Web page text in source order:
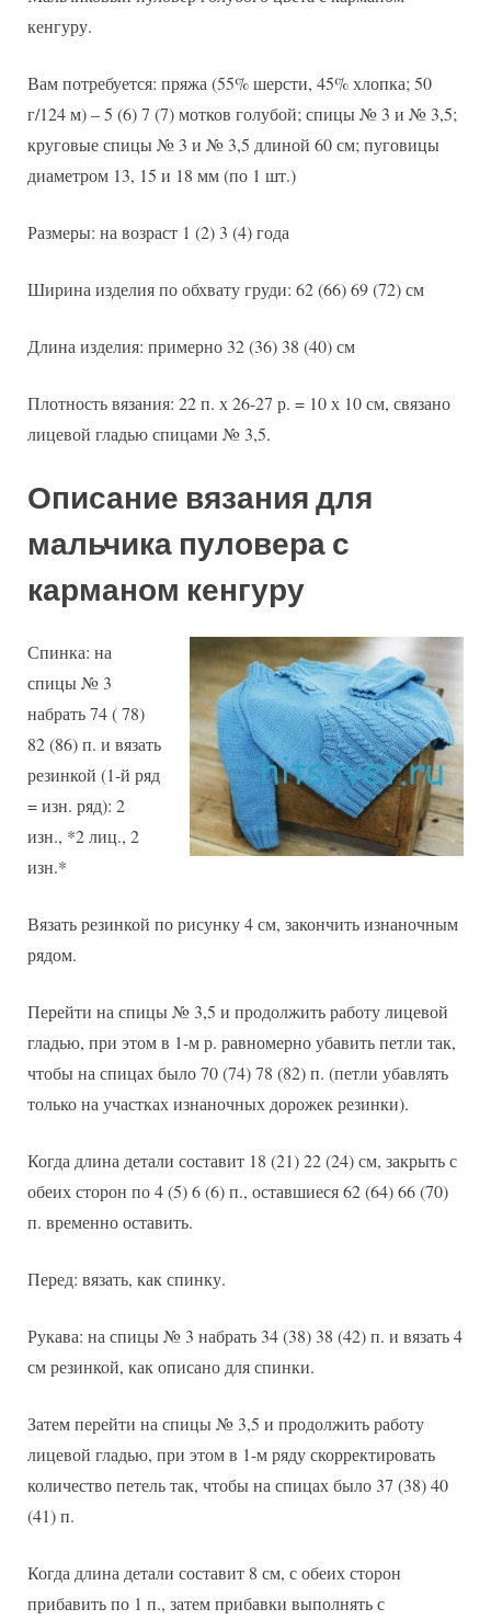
кенгуру.
Вам потребуется: пряжа (55% шерсти, 45% хлопка; 50
г/124 м) – 5 (6) 7 (7) мотков голубой; спицы № 3 и № 3,5;
круговые спицы № 3 и № 3,5 длиной 60 см; пуговицы
диаметром 13, 15 и 18 мм (по 1 шт.)
Размеры: на возраст 1 (2) 3 (4) года
Ширина изделия по обхвату груди: 62 (66) 69 (72) см
Длина изделия: примерно 32 (36) 38 (40) см
Плотность вязания: 22 п. х 26-27 р. = 10 х 10 см, связано
лицевой гладью спицами № 3,5.
Описание вязания для
мальчика пуловера с
карманом кенгуру
Спинка: на
спицы № 3
набрать 74 ( 78)
82 (86) п. и вязать
резинкой (1-й ряд
= изн. ряд): 2
изн., *2 лиц., 2
изн.*
Вязать резинкой по рисунку 4 см, закончить изнаночным
рядом.
Перейти на спицы № 3,5 и продолжить работу лицевой
гладью, при этом в 1-м р. равномерно убавить петли так,
чтобы на спицах было 70 (74) 78 (82) п. (петли убавлять
только на участках изнаночных дорожек резинки).
Когда длина детали составит 18 (21) 22 (24) см, закрыть с
обеих сторон по 4 (5) 6 (6) п., оставшиеся 62 (64) 66 (70)
п. временно оставить.
Перед: вязать, как спинку.
Рукава: на спицы № 3 набрать 34 (38) 38 (42) п. и вязать 4
см резинкой, как описано для спинки.
Затем перейти на спицы № 3,5 и продолжить работу
лицевой гладью, при этом в 1-м ряду скорректировать
количество петель так, чтобы на спицах было 37 (38) 40
(41) п.
Когда длина детали составит 8 см, с обеих сторон
прибавить по 1 п., затем прибавки выполнять с